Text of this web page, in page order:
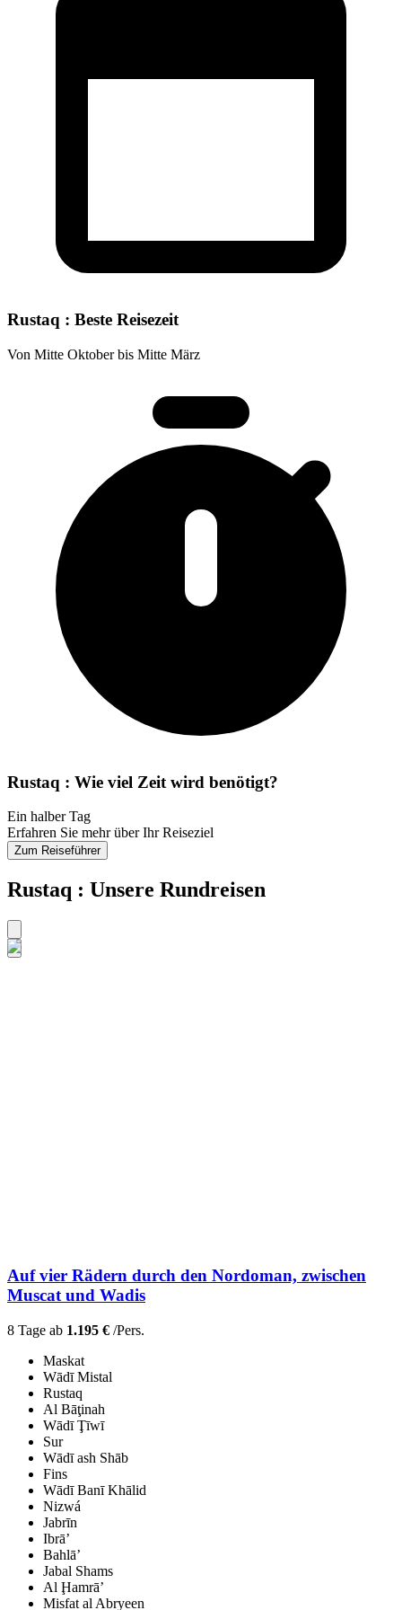
Rustaq : Beste Reisezeit
Von Mitte Oktober bis Mitte März
Rustaq : Wie viel Zeit wird benötigt?
Ein halber Tag
Erfahren Sie mehr über Ihr Reiseziel
Zum Reiseführer
Rustaq : Unsere Rundreisen
Auf vier Rädern durch den Nordoman, zwischen
Muscat und Wadis
8 Tage ab 1.195 € /Pers.
Maskat
Wādī Mistal
Rustaq
Al Bāţinah
Wādī Ţīwī
Sur
Wādī ash Shāb
Fins
Wādī Banī Khālid
Nizwá
Jabrīn
Ibrā’
Bahlā’
Jabal Shams
Al Ḩamrā’
Misfat al Abryeen